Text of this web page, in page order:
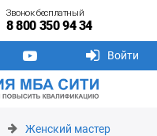
Звонок бесплатный
8 800 350 94 34
Войти
Женский мастер